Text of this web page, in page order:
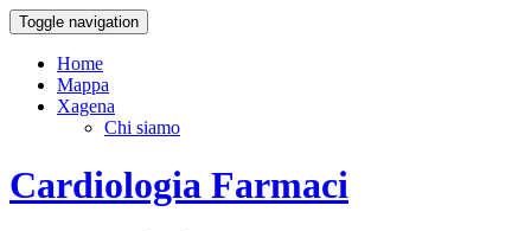
Toggle navigation
Home
Mappa
Xagena
Chi siamo
Cardiologia Farmaci